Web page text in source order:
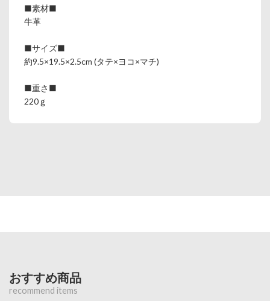
■素材■
牛革
■サイズ■
約9.5×19.5×2.5cm (タテ×ヨコ×マチ)
■重さ■
220ｇ
おすすめ商品
recommend items